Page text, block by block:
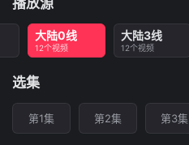
播放源
大陆0线
12个视频
大陆3线
12个视频
选集
第1集 第2集 第3集